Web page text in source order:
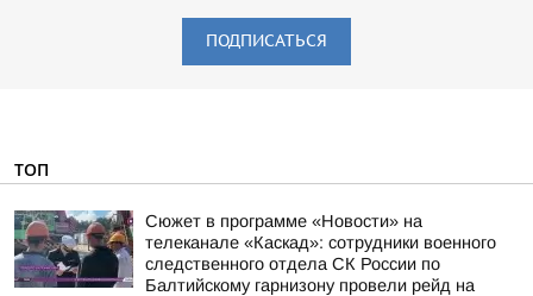
ПОДПИСАТЬСЯ
ТОП
Сюжет в программе «Новости» на
телеканале «Каскад»: сотрудники военного
следственного отдела СК России по
Балтийскому гарнизону провели рейд на